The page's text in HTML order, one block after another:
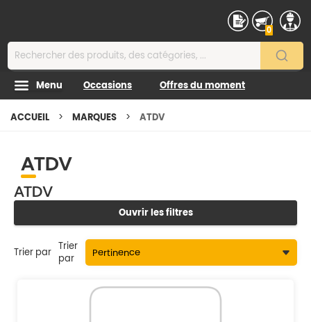
0
Menu Occasions Offres du moment
ACCUEIL MARQUES ATDV
ATDV
ATDV
Ouvrir les filtres
Trier par Trier
par